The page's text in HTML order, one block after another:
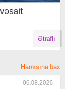
Ətraflı
Hamısına bax
06.08.2026